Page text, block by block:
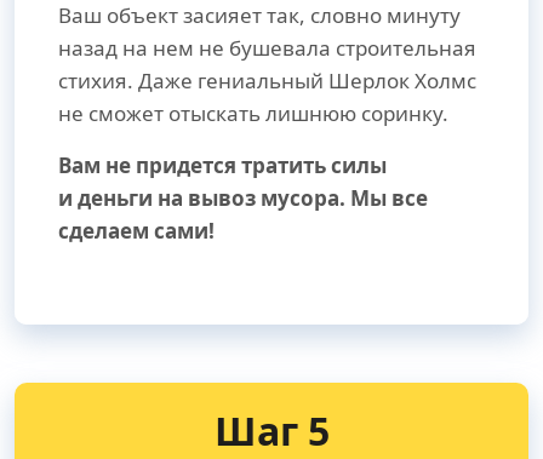
Ваш объект засияет так, словно минуту
назад на нем не бушевала строительная
стихия. Даже гениальный Шерлок Холмс
не сможет отыскать лишнюю соринку.
Вам не придется тратить силы
и деньги на вывоз мусора. Мы все
сделаем сами!
Шаг 5